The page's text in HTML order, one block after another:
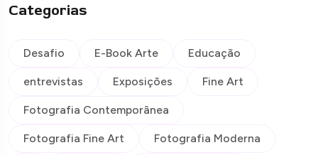
Categorias
Desafio E-Book Arte Educação
entrevistas Exposições Fine Art
Fotografia Contemporânea
Fotografia Fine Art Fotografia Moderna